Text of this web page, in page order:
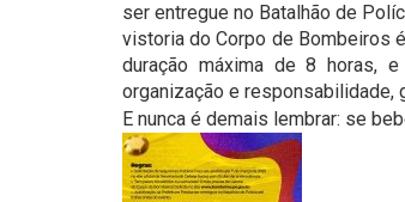
ser entregue no Batalhão de
vistoria do Corpo de Bombeiros
duração máxima de 8 horas,
organização e responsabilidade,
E nunca é demais lembrar: se